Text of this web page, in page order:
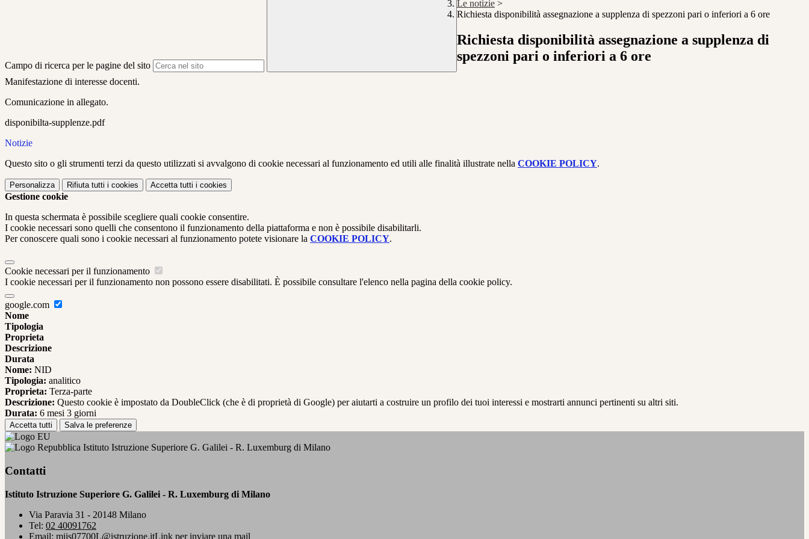
Campo di ricerca per le pagine del sito
Le notizie >
Richiesta disponibilità assegnazione a supplenza di spezzoni pari o inferiori a 6 ore
Richiesta disponibilità assegnazione a supplenza di
spezzoni pari o inferiori a 6 ore
Manifestazione di interesse docenti.
Comunicazione in allegato.
disponibilta-supplenze.pdf
Notizie
Questo sito o gli strumenti terzi da questo utilizzati si avvalgono di cookie necessari al funzionamento ed utili alle finalità illustrate nella COOKIE POLICY.
Personalizza Rifiuta tutti i cookies Accetta tutti i cookies
Gestione cookie
In questa schermata è possibile scegliere quali cookie consentire.
I cookie necessari sono quelli che consentono il funzionamento della piattaforma e non è possibile disabilitarli.
Per conoscere quali sono i cookie necessari al funzionamento potete visionare la COOKIE POLICY.
Cookie necessari per il funzionamento
I cookie necessari per il funzionamento non possono essere disabilitati. È possibile consultare l'elenco nella pagina della cookie policy.
google.com
Nome
Tipologia
Proprieta
Descrizione
Durata
Nome: NID
Tipologia: analitico
Proprieta: Terza-parte
Descrizione: Questo cookie è impostato da DoubleClick (che è di proprietà di Google) per aiutarti a costruire un profilo dei tuoi interessi e mostrarti annunci pertinenti su altri siti.
Durata: 6 mesi 3 giorni
Accetta tutti Salva le preferenze
Istituto Istruzione Superiore G. Galilei - R. Luxemburg di Milano
Contatti
Istituto Istruzione Superiore G. Galilei - R. Luxemburg di Milano
Via Paravia 31 - 20148 Milano
Tel: 02 40091762
Email: miis07700L@istruzione.itLink per inviare una mail